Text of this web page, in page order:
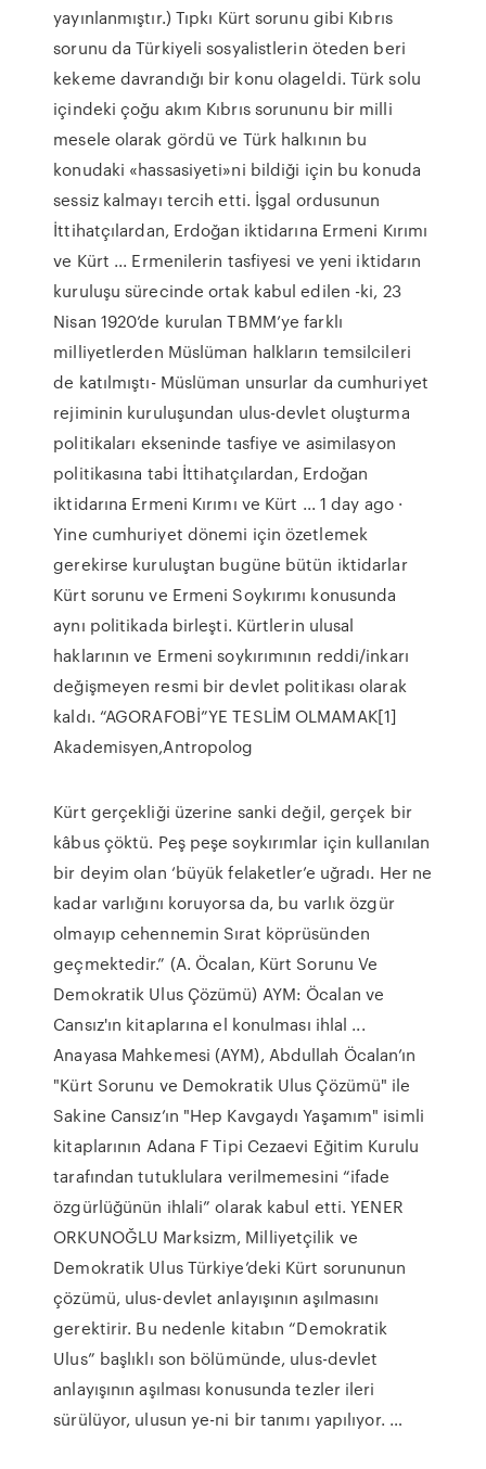
yayınlanmıştır.) Tıpkı Kürt sorunu gibi Kıbrıs
sorunu da Türkiyeli sosyalistlerin öteden beri
kekeme davrandığı bir konu olageldi. Türk solu
içindeki çoğu akım Kıbrıs sorununu bir milli
mesele olarak gördü ve Türk halkının bu
konudaki «hassasiyeti»ni bildiği için bu konuda
sessiz kalmayı tercih etti. İşgal ordusunun
İttihatçılardan, Erdoğan iktidarına Ermeni Kırımı
ve Kürt ... Ermenilerin tasfiyesi ve yeni iktidarın
kuruluşu sürecinde ortak kabul edilen -ki, 23
Nisan 1920’de kurulan TBMM’ye farklı
milliyetlerden Müslüman halkların temsilcileri
de katılmıştı- Müslüman unsurlar da cumhuriyet
rejiminin kuruluşundan ulus-devlet oluşturma
politikaları ekseninde tasfiye ve asimilasyon
politikasına tabi İttihatçılardan, Erdoğan
iktidarına Ermeni Kırımı ve Kürt ... 1 day ago ·
Yine cumhuriyet dönemi için özetlemek
gerekirse kuruluştan bugüne bütün iktidarlar
Kürt sorunu ve Ermeni Soykırımı konusunda
aynı politikada birleşti. Kürtlerin ulusal
haklarının ve Ermeni soykırımının reddi/inkarı
değişmeyen resmi bir devlet politikası olarak
kaldı. “AGORAFOBİ”YE TESLİM OLMAMAK[1]
Akademisyen,Antropolog
Kürt gerçekliği üzerine sanki değil, gerçek bir
kâbus çöktü. Peş peşe soykırımlar için kullanılan
bir deyim olan ‘büyük felaketler’e uğradı. Her ne
kadar varlığını koruyorsa da, bu varlık özgür
olmayıp cehennemin Sırat köprüsünden
geçmektedir.” (A. Öcalan, Kürt Sorunu Ve
Demokratik Ulus Çözümü) AYM: Öcalan ve
Cansız'ın kitaplarına el konulması ihlal ...
Anayasa Mahkemesi (AYM), Abdullah Öcalan’ın
"Kürt Sorunu ve Demokratik Ulus Çözümü" ile
Sakine Cansız’ın "Hep Kavgaydı Yaşamım" isimli
kitaplarının Adana F Tipi Cezaevi Eğitim Kurulu
tarafından tutuklulara verilmemesini “ifade
özgürlüğünün ihlali” olarak kabul etti. YENER
ORKUNOĞLU Marksizm, Milliyetçilik ve
Demokratik Ulus Türkiye’deki Kürt sorununun
çözümü, ulus-devlet anlayışının aşılmasını
gerektirir. Bu nedenle kitabın “Demokratik
Ulus” başlıklı son bölümünde, ulus-devlet
anlayışının aşılması konusunda tezler ileri
sürülüyor, ulusun ye-ni bir tanımı yapılıyor. …